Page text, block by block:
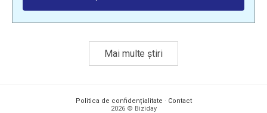
Mai multe știri
Politica de confidențialitate · Contact
2026 © Biziday